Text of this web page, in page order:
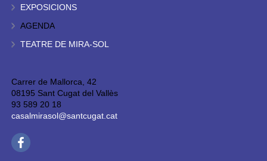
EXPOSICIONS
AGENDA
TEATRE DE MIRA-SOL
Carrer de Mallorca, 42
08195 Sant Cugat del Vallès
93 589 20 18
casalmirasol@santcugat.cat